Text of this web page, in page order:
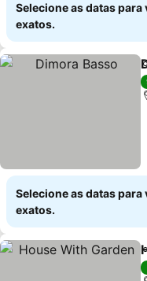
Selecione as datas para
exatos.
Selecione as datas para
exatos.